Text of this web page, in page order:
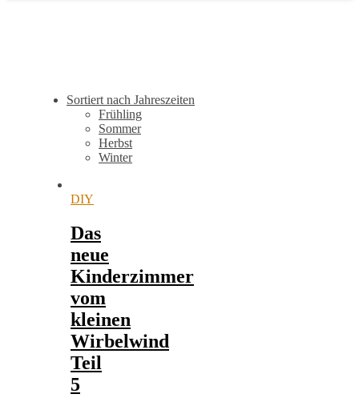
Sortiert nach Jahreszeiten
Frühling
Sommer
Herbst
Winter
DIY
Das
neue
Kinderzimmer
vom
kleinen
Wirbelwind
Teil
5